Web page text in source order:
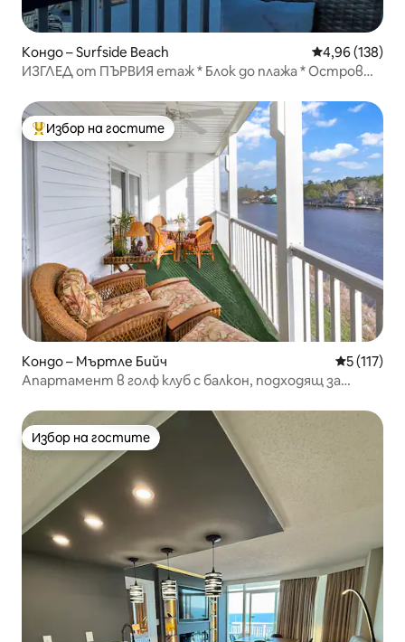
Кондо – Surfside Beach Средна
4,96 (138)
ИЗГЛЕД от ПЪРВИЯ етаж * Блок до плажа * Остров
Най-популярен избор на гостите
Избор на гостите
Кондо – Мъртле Бийч Средна
5 (117)
Апартамент в голф клуб с балкон, подходящ за
Избор на гостите
Избор на гостите